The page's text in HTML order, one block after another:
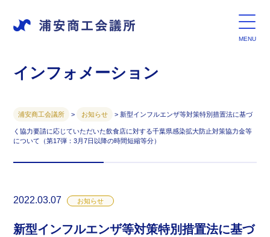
インフォメーション
浦安商工会議所 > お知らせ > 新型インフルエンザ等対策特別措置法に基づ
く協力要請に応じていただいた飲食店に対する千葉県感染拡大防止対策協力金等
について（第17弾：3月7日以降の時間短縮等分）
2022.03.07 お知らせ
新型インフルエンザ等対策特別措置法に基づ